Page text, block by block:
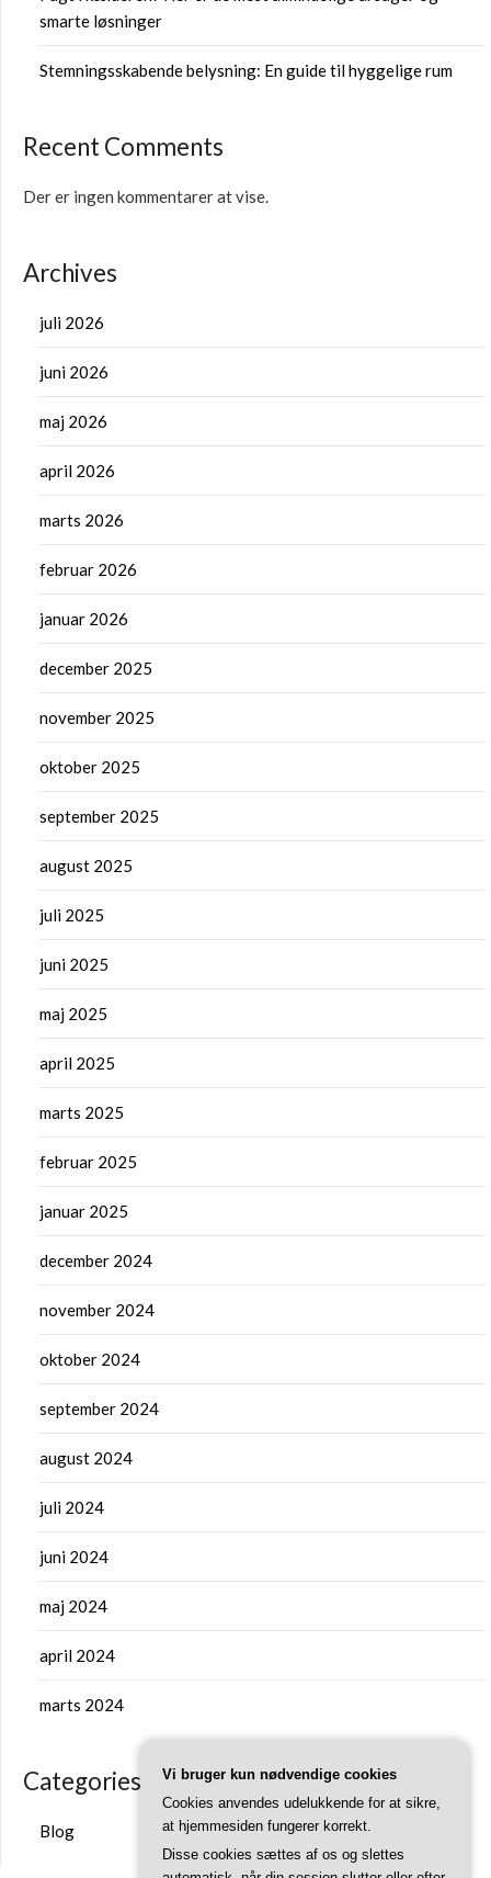
smarte løsninger
Stemningsskabende belysning: En guide til hyggelige rum
Recent Comments
Der er ingen kommentarer at vise.
Archives
juli 2026
juni 2026
maj 2026
april 2026
marts 2026
februar 2026
januar 2026
december 2025
november 2025
oktober 2025
september 2025
august 2025
juli 2025
juni 2025
maj 2025
april 2025
marts 2025
februar 2025
januar 2025
december 2024
november 2024
oktober 2024
september 2024
august 2024
juli 2024
juni 2024
maj 2024
april 2024
marts 2024
Categories
Blog
Vi bruger kun nødvendige cookies
Cookies anvendes udelukkende for at sikre,
at hjemmesiden fungerer korrekt.
Disse cookies sættes af os og slettes